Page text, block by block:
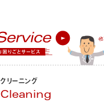
クリーニング
Cleaning